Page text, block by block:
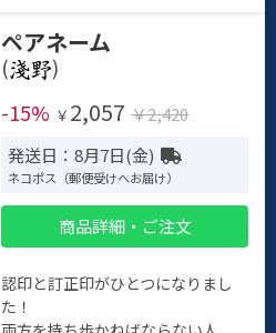
ペアネーム
(
)
-15% ￥ 2,057 ￥2,420
発送日：8月7日(金)
ネコポス（郵便受けへお届け）
商品詳細・ご注文
認印と訂正印がひとつになりまし
た！